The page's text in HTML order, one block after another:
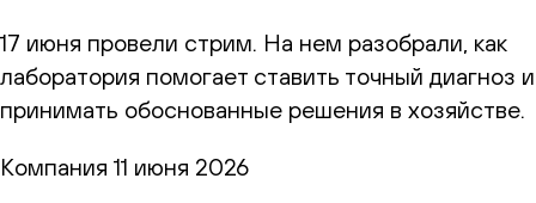
17 июня провели стрим. На нем разобрали, как
лаборатория помогает ставить точный диагноз и
принимать обоснованные решения в хозяйстве.
Компания 11 июня 2026